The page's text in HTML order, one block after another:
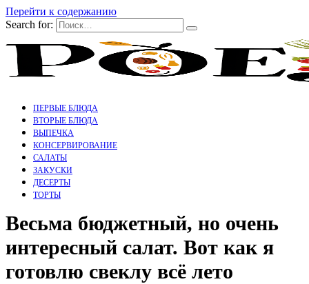
Перейти к содержанию
Search for:
ПЕРВЫЕ БЛЮДА
ВТОРЫЕ БЛЮДА
ВЫПЕЧКА
КОНСЕРВИРОВАНИЕ
САЛАТЫ
ЗАКУСКИ
ДЕСЕРТЫ
ТОРТЫ
Весьма бюджетный, но очень
интересный салат. Вот как я
готовлю свеклу всё лето